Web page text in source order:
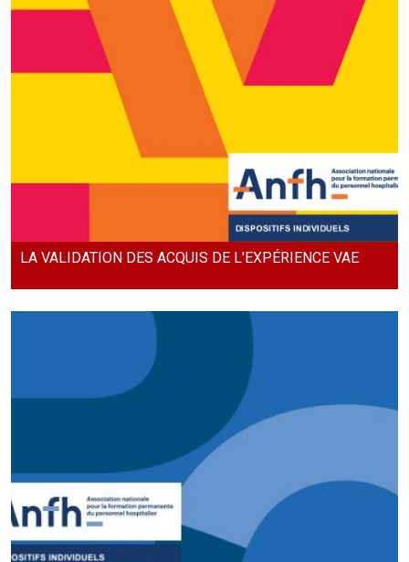
LA VALIDATION DES ACQUIS DE L'EXPÉRIENCE VAE